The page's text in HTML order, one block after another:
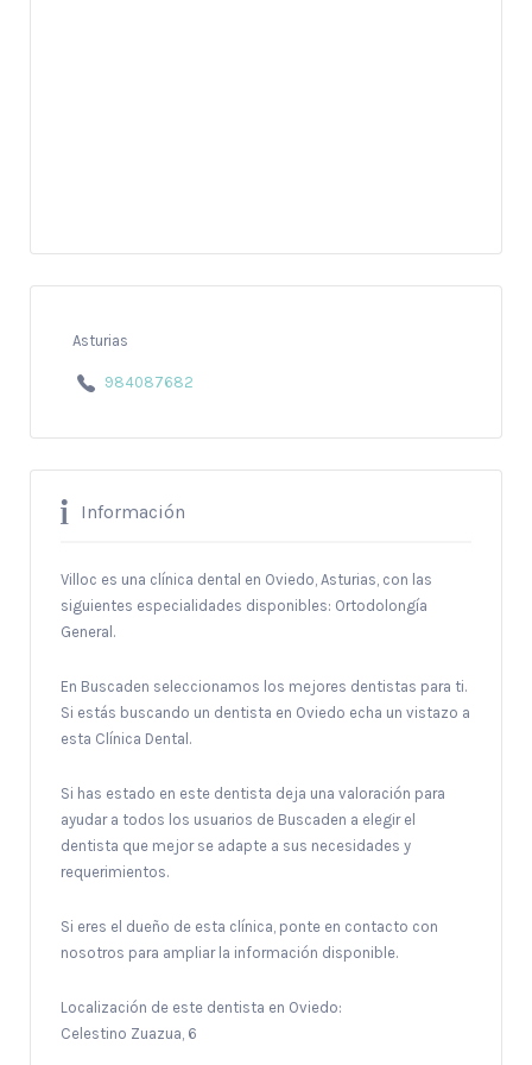
Asturias
984087682
Información
Villoc es una clínica dental en Oviedo, Asturias, con las
siguientes especialidades disponibles: Ortodolongía
General.
En Buscaden seleccionamos los mejores dentistas para ti.
Si estás buscando un dentista en Oviedo echa un vistazo a
esta Clínica Dental.
Si has estado en este dentista deja una valoración para
ayudar a todos los usuarios de Buscaden a elegir el
dentista que mejor se adapte a sus necesidades y
requerimientos.
Si eres el dueño de esta clínica, ponte en contacto con
nosotros para ampliar la información disponible.
Localización de este dentista en Oviedo:
Celestino Zuazua, 6